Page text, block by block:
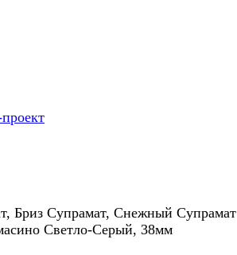
Бриз Супрамат, Снежный Супрамат
Светло-Серый, 38мм